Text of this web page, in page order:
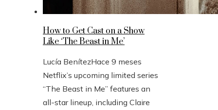
How to Get Cast on a Show
Like ‘The Beast in Me’
Lucía BenítezHace 9 meses
Netflix’s upcoming limited series
“The Beast in Me” features an
all-star lineup, including Claire